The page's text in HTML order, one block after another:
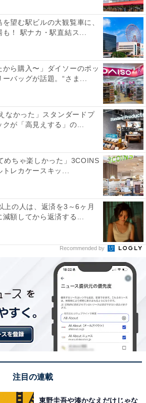
を望む駅ビルの大観覧車に、
！ 駅ナカ・駅直結ス...
から購入〜」ダイソーのポッ
バッグが話題。“さま...
なかった」スタンダードプ
が「高見えする」の...
めちゃ楽しかった」3COINS
レカケースキッ...
上の人は、返済を3～6ヶ月
額してから返済する...
Recommended by
注目の連載
東野圭吾や湊かなえだけじゃな